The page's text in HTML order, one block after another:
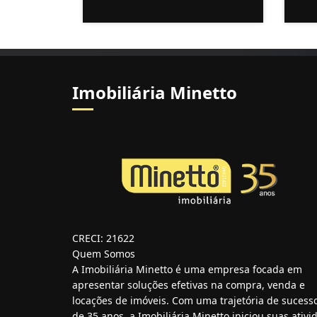
Imobiliária Minetto
CRECI: 21622
Quem Somos
A Imobiliária Minetto é uma empresa focada em
apresentar soluções efetivas na compra, venda e
locações de imóveis. Com uma trajetória de